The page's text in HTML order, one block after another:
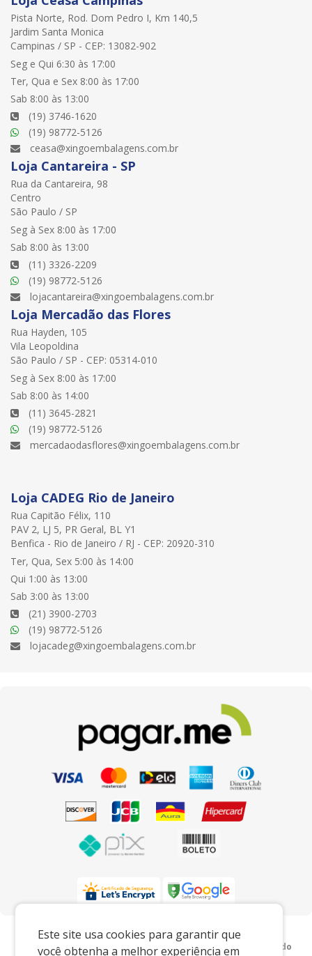
Este site usa cookies para garantir que
você obtenha a melhor experiência em
Pista Norte, Rod. Dom Pedro I, Km 140,5
Jardim Santa Monica
Campinas / SP - CEP: 13082-902
Seg e Qui 6:30 às 17:00
Ter, Qua e Sex 8:00 às 17:00
Sab 8:00 às 13:00
(19) 3746-1620
(19) 98772-5126
ceasa@xingoembalagens.com.br
Loja Cantareira - SP
Rua da Cantareira, 98
Centro
São Paulo / SP
Seg à Sex 8:00 às 17:00
Sab 8:00 às 13:00
(11) 3326-2209
(19) 98772-5126
lojacantareira@xingoembalagens.com.br
Loja Mercadão das Flores
Rua Hayden, 105
Vila Leopoldina
São Paulo / SP - CEP: 05314-010
Seg à Sex 8:00 às 17:00
Sab 8:00 às 14:00
(11) 3645-2821
(19) 98772-5126
mercadaodasflores@xingoembalagens.com.br
Loja CADEG Rio de Janeiro
Rua Capitão Félix, 110
PAV 2, LJ 5, PR Geral, BL Y1
Benfica - Rio de Janeiro / RJ - CEP: 20920-310
Ter, Qua, Sex 5:00 às 14:00
Qui 1:00 às 13:00
Sab 3:00 às 13:00
(21) 3900-2703
(19) 98772-5126
lojacadeg@xingoembalagens.com.br
Preços e condições exclusivos para o
www.xingoembalagens.com.br e para o televendas, podendo